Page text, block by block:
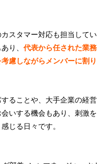
スタマー対応も担当してい
あり、代表から任された業務
慮しながらメンバーに割り
ることや、大手企業の経営
いする機会もあり、刺激を
じる日々です。